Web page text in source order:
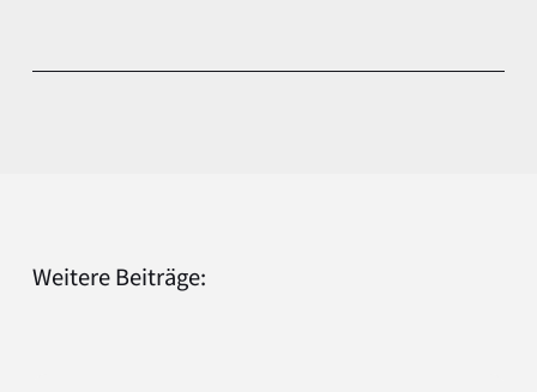
Weitere Beiträge: